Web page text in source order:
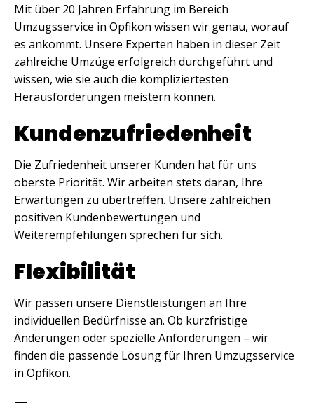
Mit über 20 Jahren Erfahrung im Bereich
Umzugsservice in Opfikon wissen wir genau, worauf
es ankommt. Unsere Experten haben in dieser Zeit
zahlreiche Umzüge erfolgreich durchgeführt und
wissen, wie sie auch die kompliziertesten
Herausforderungen meistern können.
Kundenzufriedenheit
Die Zufriedenheit unserer Kunden hat für uns
oberste Priorität. Wir arbeiten stets daran, Ihre
Erwartungen zu übertreffen. Unsere zahlreichen
positiven Kundenbewertungen und
Weiterempfehlungen sprechen für sich.
Flexibilität
Wir passen unsere Dienstleistungen an Ihre
individuellen Bedürfnisse an. Ob kurzfristige
Änderungen oder spezielle Anforderungen – wir
finden die passende Lösung für Ihren Umzugsservice
in Opfikon.